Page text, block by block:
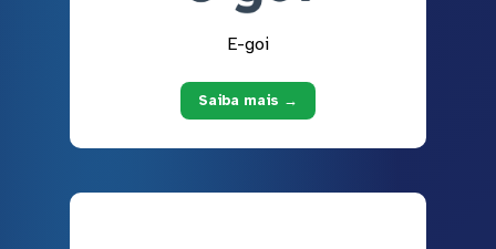
E-goi
Saiba mais →